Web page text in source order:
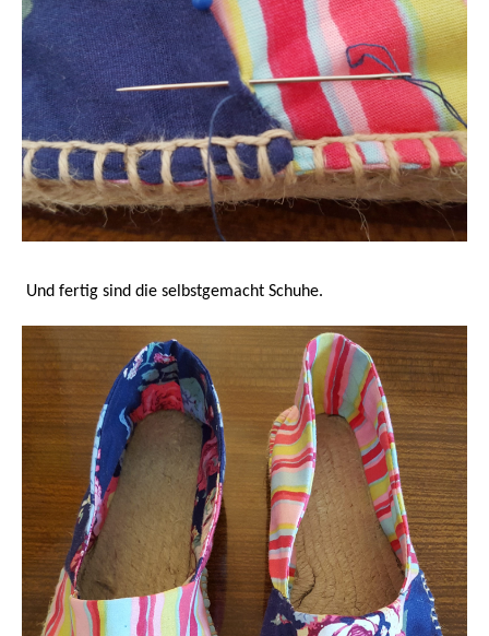
Und fertig sind die selbstgemacht Schuhe.